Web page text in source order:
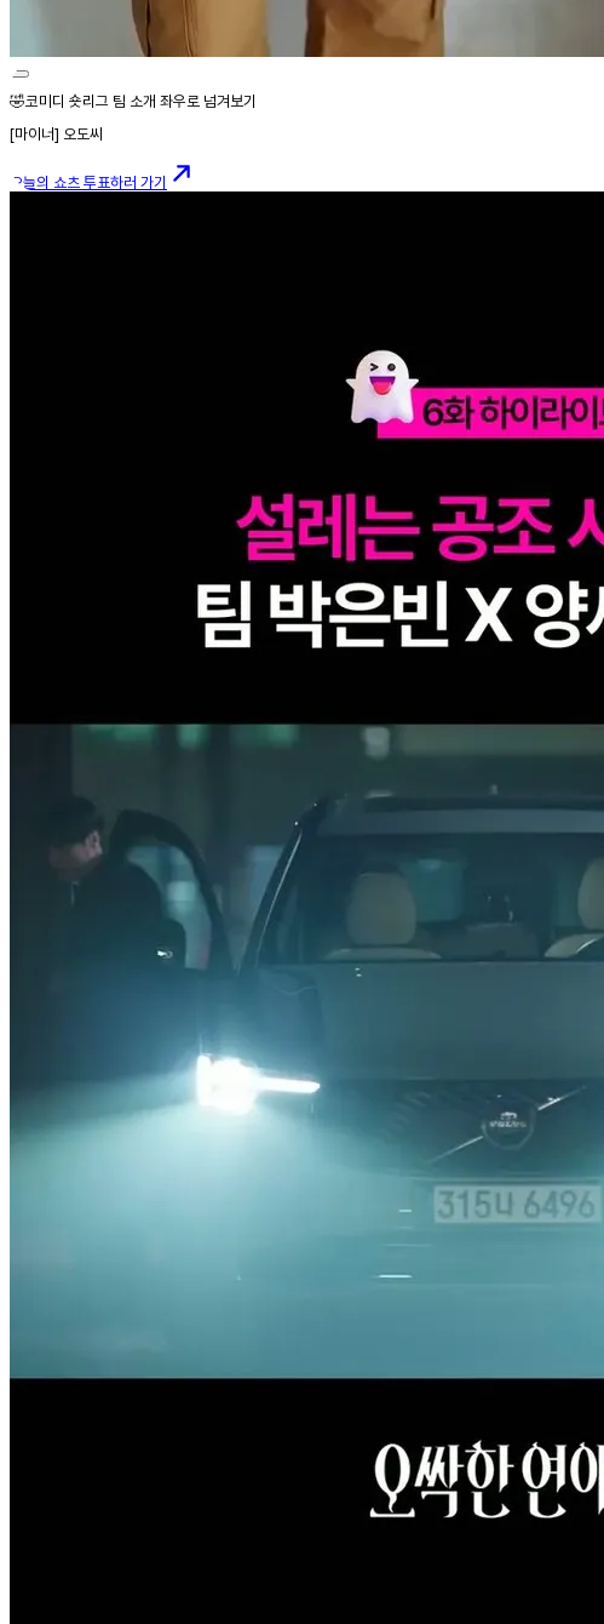
🤣코미디 숏리그 팀 소개 좌우로 넘겨보기
[마이너] 오도씨
오늘의 쇼츠 투표하러 가기